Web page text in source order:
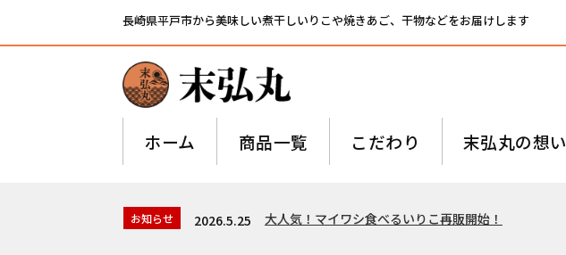
長崎県平戸市から美味しい煮干しいりこや焼きあご、干物などをお届けします
ホーム 商品一覧 こだわり 末弘丸の想い
お知らせ 2026.5.25 大人気！マイワシ食べるいりこ再販開始！